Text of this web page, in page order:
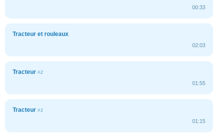
00:33
Tracteur et rouleaux
02:03
Tracteur #2
01:55
Tracteur #1
01:15